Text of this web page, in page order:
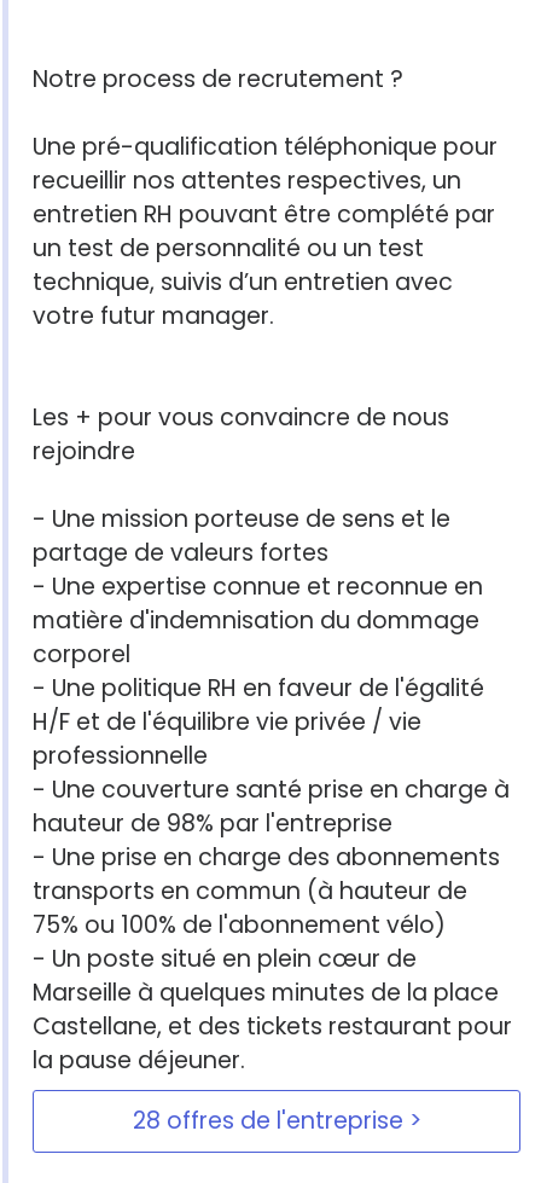
Notre process de recrutement ?
Une pré-qualification téléphonique pour
recueillir nos attentes respectives, un
entretien RH pouvant être complété par
un test de personnalité ou un test
technique, suivis d’un entretien avec
votre futur manager.
Les + pour vous convaincre de nous
rejoindre
- Une mission porteuse de sens et le
partage de valeurs fortes
- Une expertise connue et reconnue en
matière d'indemnisation du dommage
corporel
- Une politique RH en faveur de l'égalité
H/F et de l'équilibre vie privée / vie
professionnelle
- Une couverture santé prise en charge à
hauteur de 98% par l'entreprise
- Une prise en charge des abonnements
transports en commun (à hauteur de
75% ou 100% de l'abonnement vélo)
- Un poste situé en plein cœur de
Marseille à quelques minutes de la place
Castellane, et des tickets restaurant pour
la pause déjeuner.
28 offres de l'entreprise